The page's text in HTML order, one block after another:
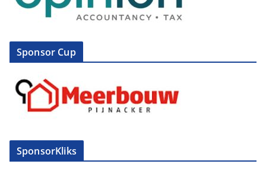
Sponsor Cup
SponsorKliks